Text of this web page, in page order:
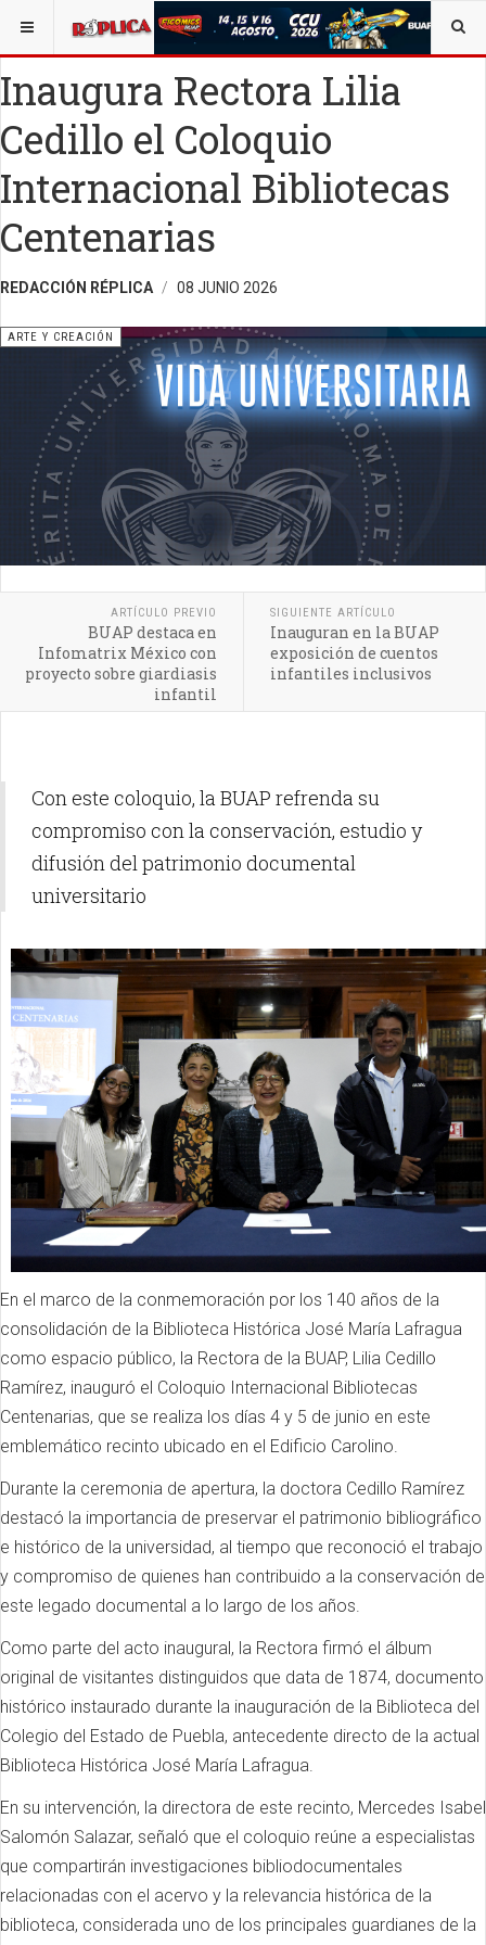
ESTÁ AQUÍ: ARTE OPINIÓN
Inaugura Rectora Lilia
Cedillo el Coloquio
Internacional Bibliotecas
Centenarias
REDACCIÓN RÉPLICA 08 JUNIO 2026
ARTE Y CREACIÓN
ARTÍCULO PREVIO
BUAP destaca en
Infomatrix México con
proyecto sobre giardiasis
infantil
SIGUIENTE ARTÍCULO
Inauguran en la BUAP
exposición de cuentos
infantiles inclusivos
Con este coloquio, la BUAP refrenda su
compromiso con la conservación, estudio y
difusión del patrimonio documental
universitario
En el marco de la conmemoración por los 140 años de la
consolidación de la Biblioteca Histórica José María Lafragua
como espacio público, la Rectora de la BUAP, Lilia Cedillo
Ramírez, inauguró el Coloquio Internacional Bibliotecas
Centenarias, que se realiza los días 4 y 5 de junio en este
emblemático recinto ubicado en el Edificio Carolino.
Durante la ceremonia de apertura, la doctora Cedillo Ramírez
destacó la importancia de preservar el patrimonio bibliográfico
e histórico de la universidad, al tiempo que reconoció el trabajo
y compromiso de quienes han contribuido a la conservación de
este legado documental a lo largo de los años.
Como parte del acto inaugural, la Rectora firmó el álbum
original de visitantes distinguidos que data de 1874, documento
histórico instaurado durante la inauguración de la Biblioteca del
Colegio del Estado de Puebla, antecedente directo de la actual
Biblioteca Histórica José María Lafragua.
En su intervención, la directora de este recinto, Mercedes Isabel
Salomón Salazar, señaló que el coloquio reúne a especialistas
que compartirán investigaciones bibliodocumentales
relacionadas con el acervo y la relevancia histórica de la
biblioteca, considerada uno de los principales guardianes de la